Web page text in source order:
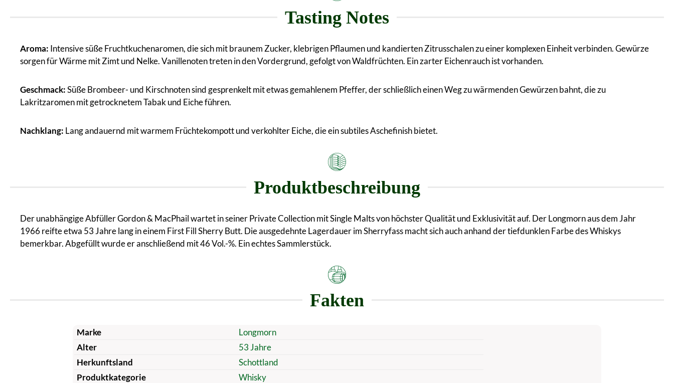
Tasting Notes
Aroma: Intensive süße Fruchtkuchenaromen, die sich mit braunem Zucker, klebrigen Pflaumen und kandierten Zitrusschalen zu einer komplexen Einheit verbinden. Gewürze
sorgen für Wärme mit Zimt und Nelke. Vanillenoten treten in den Vordergrund, gefolgt von Waldfrüchten. Ein zarter Eichenrauch ist vorhanden.
Geschmack:Süße Brombeer- und Kirschnoten sind gesprenkelt mit etwas gemahlenem Pfeffer, der schließlich einen Weg zu wärmenden Gewürzen bahnt, die zu
Lakritzaromen mit getrocknetem Tabak und Eiche führen.
Nachklang: Lang andauernd mit warmem Früchtekompott und verkohlter Eiche, die ein subtiles Aschefinish bietet.
Produktbeschreibung
Der unabhängige Abfüller Gordon & MacPhail wartet in seiner Private Collection mit Single Malts von höchster Qualität und Exklusivität auf. Der Longmorn aus dem Jahr
1966 reifte etwa 53 Jahre lang in einem First Fill Sherry Butt. Die ausgedehnte Lagerdauer im Sherryfass macht sich auch anhand der tiefdunklen Farbe des Whiskys
bemerkbar. Abgefüllt wurde er anschließend mit 46 Vol.-%. Ein echtes Sammlerstück.
Fakten
Marke
Longmorn
Alter
53 Jahre
Herkunftsland
Schottland
Produktkategorie
Whisky